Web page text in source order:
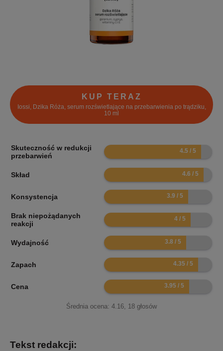
KUP TERAZ
Iossi, Dzika Róża, serum rozświetlające na przebarwienia po trądziku,
10 ml
Skuteczność w redukcji
przebarwień
9
Skład 9.2
Konsystencja 7.8
Brak niepożądanych
reakcji
8
Wydajność 7.6
Zapach 8.7
Cena 7.9
Średnia ocena: 4.16, 18 głosów
Tekst redakcji: